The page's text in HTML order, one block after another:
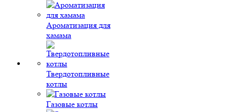
Ароматизация для
хамама
Твердотопливные
котлы
Газовые котлы